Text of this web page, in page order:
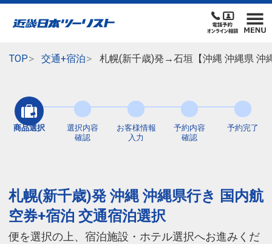
TOP 交通+宿泊 札幌(新千歳)発→石垣【沖縄 沖縄県 沖
商品選択
選択内容
確認
お客様情報
入力
予約内容
確認
予約完了
札幌(新千歳)発 沖縄 沖縄県行き 国内航
空券+宿泊 交通宿泊選択
便を選択の上、宿泊施設・ホテル選択へお進みくだ